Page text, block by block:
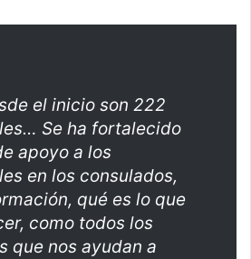
el inicio son 222
Se ha fortalecido
apoyo a los
en los consulados,
qué es lo que
como todos los
que nos ayudan a